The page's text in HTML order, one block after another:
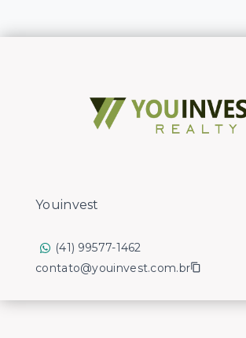
Youinvest
(41) 99577-1462
contato@youinvest.com.br